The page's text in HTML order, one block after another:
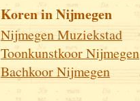
Koren in Nijmegen
Nijmegen Muziekstad
Toonkunstkoor Nijmegen
Bachkoor Nijmegen